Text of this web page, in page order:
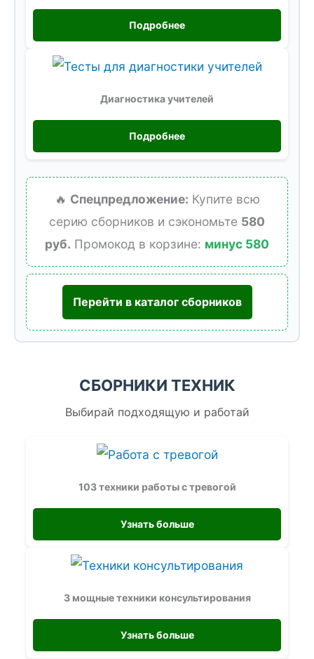
Подробнее
Диагностика учителей
Подробнее
🔥 Спецпредложение: Купите всю
серию сборников и сэкономьте 580
руб. Промокод в корзине: минус 580
Перейти в каталог сборников
СБОРНИКИ ТЕХНИК
Выбирай подходящую и работай
103 техники работы с тревогой
Узнать больше
3 мощные техники консультирования
Узнать больше